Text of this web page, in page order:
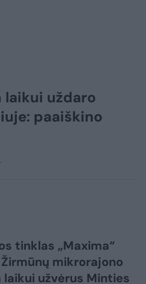
laikui uždaro
paaiškino
tinklas „Maxima“
mikrorajono
užvėrus Minties